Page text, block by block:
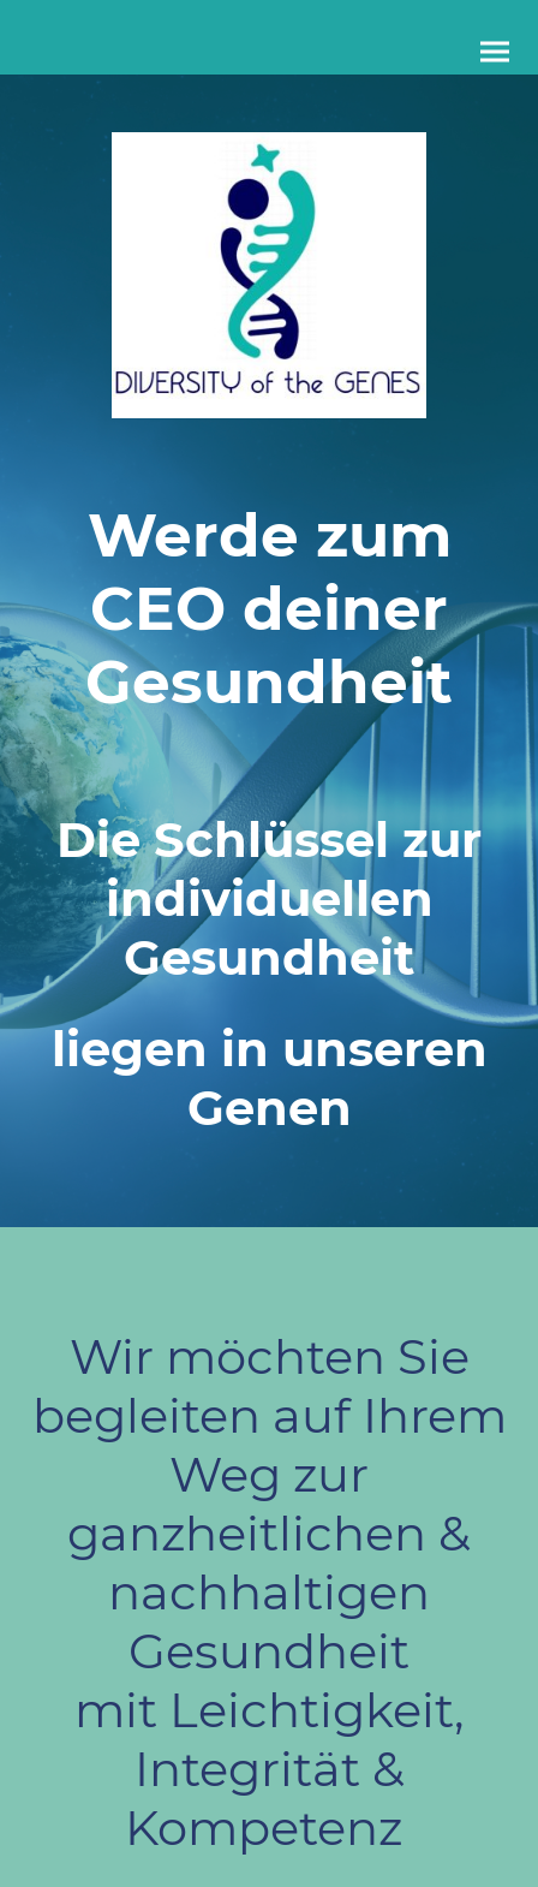
Werde zum
CEO deiner
Gesundheit
Die Schlüssel zur
individuellen
Gesundheit
liegen in unseren
Genen
Wir möchten Sie
begleiten auf Ihrem
Weg zur
ganzheitlichen &
nachhaltigen
Gesundheit
mit Leichtigkeit,
Integrität &
Kompetenz